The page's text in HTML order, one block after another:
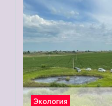
Экология